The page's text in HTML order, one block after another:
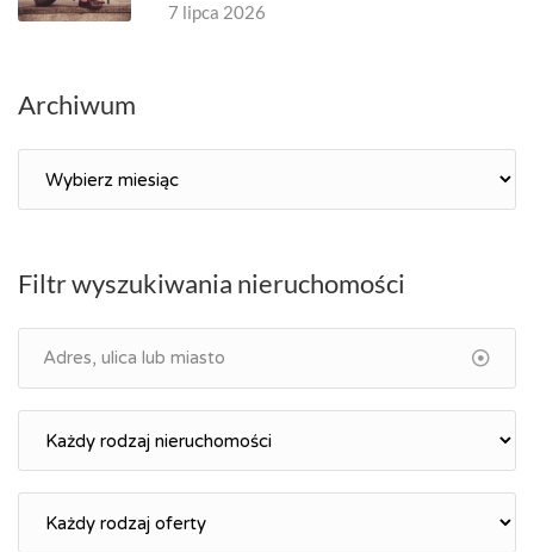
7 lipca 2026
Archiwum
Filtr wyszukiwania nieruchomości